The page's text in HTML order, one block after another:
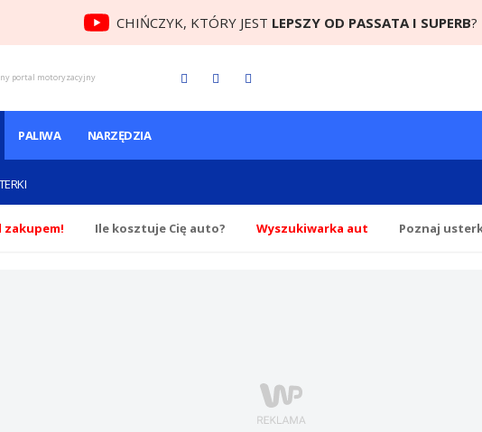
CHIŃCZYK, KTÓRY JEST LEPSZY OD PASSATA I SUPERB?
portal motoryzacyjny
PALIWA NARZĘDZIA
zakupem! Ile kosztuje Cię auto? Wyszukiwarka aut Poznaj